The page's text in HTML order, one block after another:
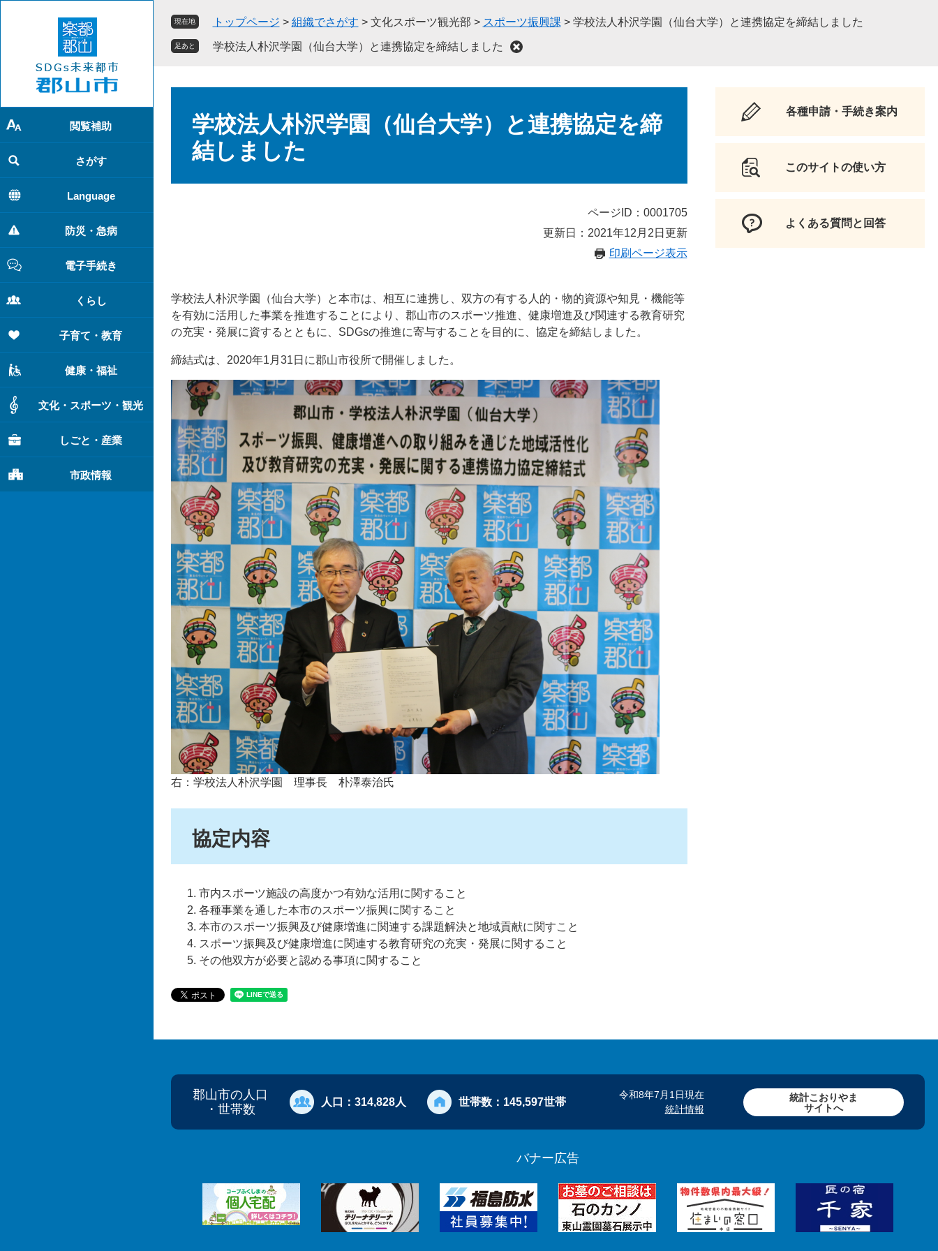
で
す
。
ば
し
て
本
文
へ
閲覧補助
さがす
Language
防災・急病
電子手続き
くらし
子育て・教育
健康・福祉
文化・スポーツ・観光
しごと・産業
市政情報
現在地 トップページ > 組織でさがす > 文化スポーツ観光部 > スポーツ振興課 > 学校法人朴沢学園（仙台大学）と連携協定を締結しました
足あと 学校法人朴沢学園（仙台大学）と連携協定を締結しました
学校法人朴沢学園（仙台大学）と連携協定を締
結しました
ページID：0001705
更新日：2021年12月2日更新
印刷ページ表示
学校法人朴沢学園（仙台大学）と本市は、相互に連携し、双方の有する人的・物的資源や知見・機能等
を有効に活用した事業を推進することにより、郡山市のスポーツ推進、健康増進及び関連する教育研究
の充実・発展に資するとともに、SDGsの推進に寄与することを目的に、協定を締結しました。
締結式は、2020年1月31日に郡山市役所で開催しました。
右：学校法人朴沢学園 理事長 朴澤泰治氏
協定内容
市内スポーツ施設の高度かつ有効な活用に関すること
各種事業を通した本市のスポーツ振興に関すること
本市のスポーツ振興及び健康増進に関連する課題解決と地域貢献に関すこと
スポーツ振興及び健康増進に関連する教育研究の充実・発展に関すること
その他双方が必要と認める事項に関すること
各種申請・手続き案内
このサイトの使い方
よくある質問と回答
郡山市の人口
・世帯数
人口： 314,828人 世帯数： 145,597世帯
令和8年7月1日現在
統計情報
統計こおりやま
サイトへ
バナー広告